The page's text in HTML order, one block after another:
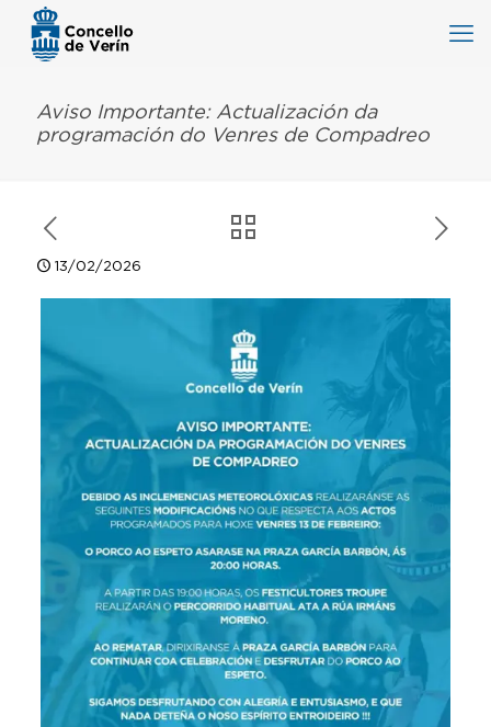
Aviso Importante: Actualización da
programación do Venres de Compadreo
13/02/2026